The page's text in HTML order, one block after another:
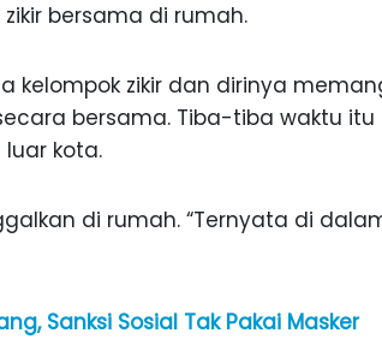
bersama di rumah.
kelompok zikir dan dirinya
bersama. Tiba-tiba waktu itu
kota.
di rumah. “Ternyata di
Sanksi Sosial Tak Pakai Masker